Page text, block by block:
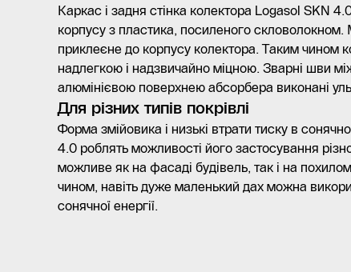
Каркас і задня стінка колектора Logasol SKN
корпусу з пластика, посиленого скловолокном.
приклеєне до корпусу колектора. Таким чином
надлегкою і надзвичайно міцною. Зварні шви
алюмінієвою поверхнею абсорбера виконані
Для різних типів покрівлі
Форма змійовика і низькі втрати тиску в
4.0 роблять можливості його застосування
можливе як на фасаді будівель, так і на
чином, навіть дуже маленький дах можна
сонячної енергії.